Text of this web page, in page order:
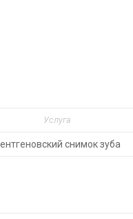
Услуга
снимок зуба